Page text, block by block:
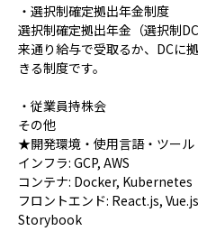
・選択制確定拠出年金制度
選択制確定拠出年金（選択制
来通り給与で受取るか、DCに
きる制度です。
・従業員持株会
その他
★開発環境・使用言語・ツール
インフラ: GCP, AWS
コンテナ: Docker, Kubernetes
フロントエンド: React.js,
Storybook